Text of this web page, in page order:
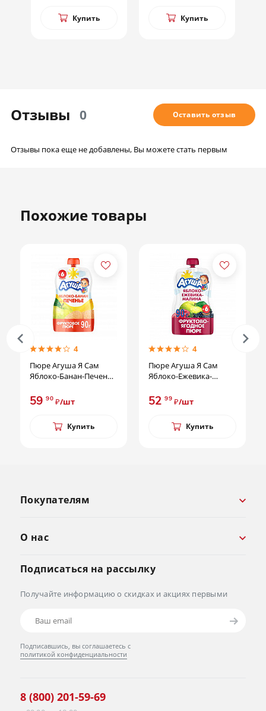
Купить Купить
Отзывы 0 Оставить отзыв
Отзывы пока еще не добавлены, Вы можете стать первым
Похожие товары
4
Пюре Агуша Я Сам
Яблоко-Банан-Печенье
59 90 ₽/шт
Купить
4
Пюре Агуша Я Сам
Яблоко-Ежевика-
52 99 ₽/шт
Купить
Покупателям
О нас
Подписаться на рассылку
Получайте информацию о скидках и акциях первыми
Подписавшись, вы соглашаетесь с
политикой конфиденциальности
8 (800) 201-59-69